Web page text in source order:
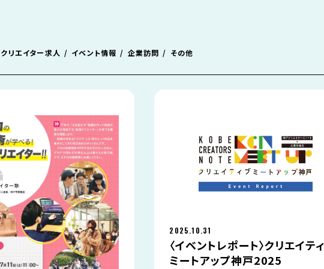
クリエイター求人 イベント情報 企業訪問 その他
2025.10.31
〈イベントレポート〉クリエイテ
ミートアップ神戸2025